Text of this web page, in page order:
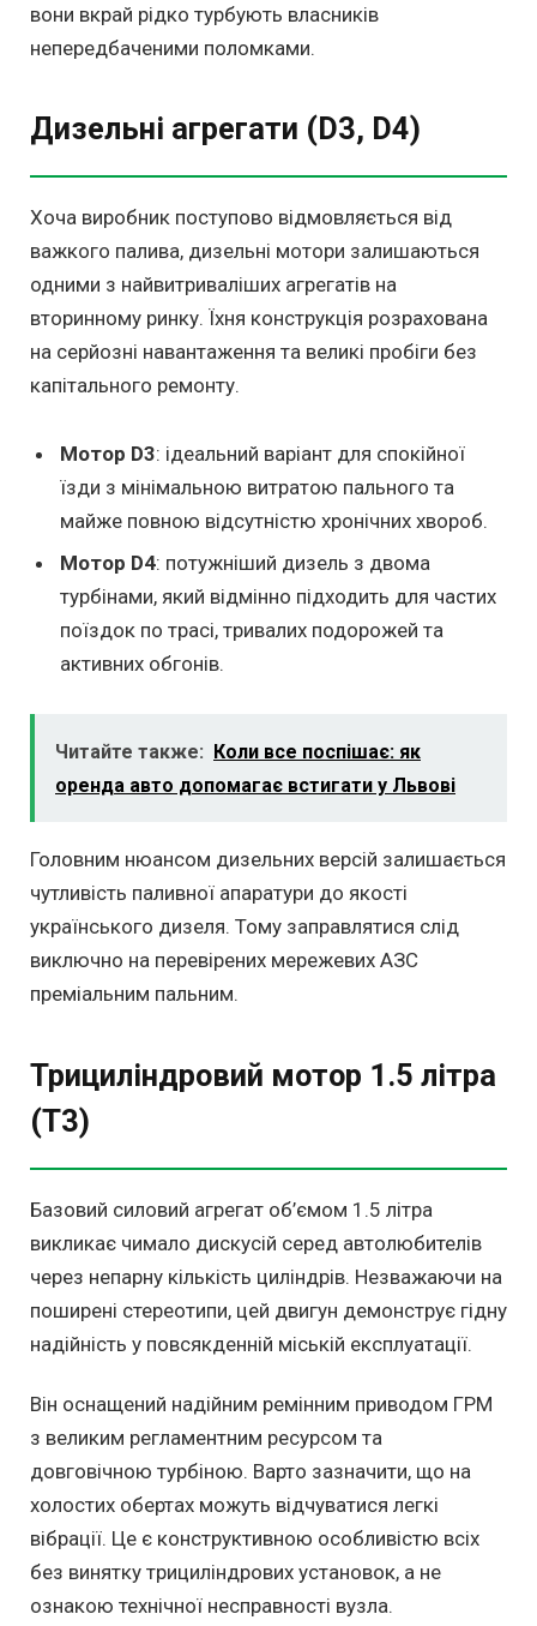
вони вкрай рідко турбують власників
непередбаченими поломками.
Дизельні агрегати (D3, D4)
Хоча виробник поступово відмовляється від
важкого палива, дизельні мотори залишаються
одними з найвитриваліших агрегатів на
вторинному ринку. Їхня конструкція розрахована
на серйозні навантаження та великі пробіги без
капітального ремонту.
Мотор D3: ідеальний варіант для спокійної
їзди з мінімальною витратою пального та
майже повною відсутністю хронічних хвороб.
Мотор D4: потужніший дизель з двома
турбінами, який відмінно підходить для частих
поїздок по трасі, тривалих подорожей та
активних обгонів.
Читайте также:
Коли все поспішає: як
оренда авто допомагає встигати у Львові
Головним нюансом дизельних версій залишається
чутливість паливної апаратури до якості
українського дизеля. Тому заправлятися слід
виключно на перевірених мережевих АЗС
преміальним пальним.
Трициліндровий мотор 1.5 літра
(T3)
Базовий силовий агрегат об’ємом 1.5 літра
викликає чимало дискусій серед автолюбителів
через непарну кількість циліндрів. Незважаючи на
поширені стереотипи, цей двигун демонструє гідну
надійність у повсякденній міській експлуатації.
Він оснащений надійним ремінним приводом ГРМ
з великим регламентним ресурсом та
довговічною турбіною. Варто зазначити, що на
холостих обертах можуть відчуватися легкі
вібрації. Це є конструктивною особливістю всіх
без винятку трициліндрових установок, а не
ознакою технічної несправності вузла.